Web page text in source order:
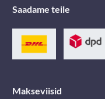
Saadame teile
Makseviisid